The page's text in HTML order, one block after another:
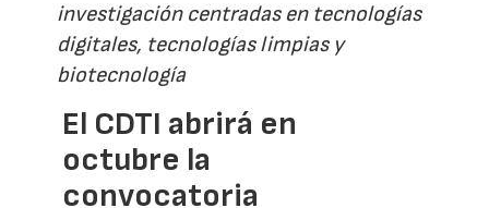
investigación centradas en tecnologías
digitales, tecnologías limpias y
biotecnología
El CDTI abrirá en
octubre la
convocatoria